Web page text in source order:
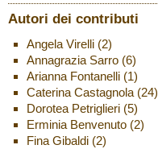
Autori dei contributi
Angela Virelli(2)
Annagrazia Sarro(6)
Arianna Fontanelli(1)
Caterina Castagnola(24)
Dorotea Petriglieri(5)
Erminia Benvenuto(2)
Fina Gibaldi(2)